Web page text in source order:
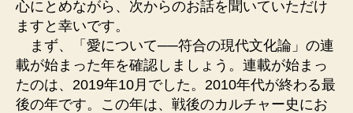
心にとめながら、次からのお話を聞いていただけ
ますと幸いです。
まず、「愛について──符合の現代文化論」の連
載が始まった年を確認しましょう。連載が始まっ
たのは、2019年10月でした。2010年代が終わる最
後の年です。この年は、戦後のカルチャー史にお